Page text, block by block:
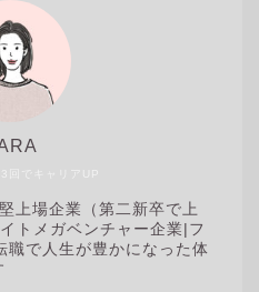
回でキャリアUP
上場企業（第二新卒で上
トメガベンチャー企業|フ
職で人生が豊かになった体